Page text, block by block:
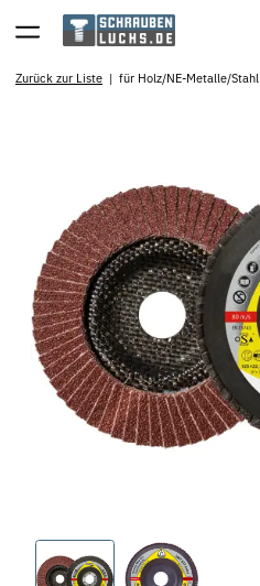
Zurück zur Liste für Holz/NE-Metalle/Stahl